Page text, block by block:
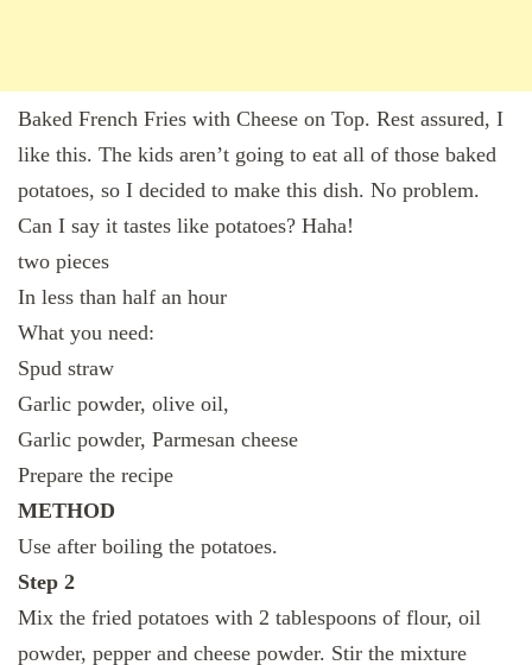
Baked French Fries with Cheese on Top. Rest assured, I
like this. The kids aren’t going to eat all of those baked
potatoes, so I decided to make this dish. No problem.
Can I say it tastes like potatoes? Haha!
two pieces
In less than half an hour
What you need:
Spud straw
Garlic powder, olive oil,
Garlic powder, Parmesan cheese
Prepare the recipe
METHOD
Use after boiling the potatoes.
Step 2
Mix the fried potatoes with 2 tablespoons of flour, oil
powder, pepper and cheese powder. Stir the mixture